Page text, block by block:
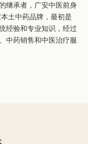
继承者，广安中医前身
土中药品牌，最初是
经验和专业知识，经过
中药销售和中医治疗服